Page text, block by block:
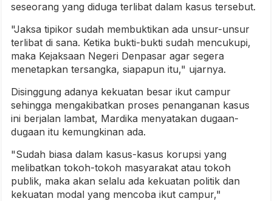
seseorang yang diduga terlibat dalam kasus tersebut.
"Jaksa tipikor sudah membuktikan ada unsur-unsur
terlibat di sana. Ketika bukti-bukti sudah mencukupi,
maka Kejaksaan Negeri Denpasar agar segera
menetapkan tersangka, siapapun itu," ujarnya.
Disinggung adanya kekuatan besar ikut campur
sehingga mengakibatkan proses penanganan kasus
ini berjalan lambat, Mardika menyatakan dugaan-
dugaan itu kemungkinan ada.
"Sudah biasa dalam kasus-kasus korupsi yang
melibatkan tokoh-tokoh masyarakat atau tokoh
publik, maka akan selalu ada kekuatan politik dan
kekuatan modal yang mencoba ikut campur,"